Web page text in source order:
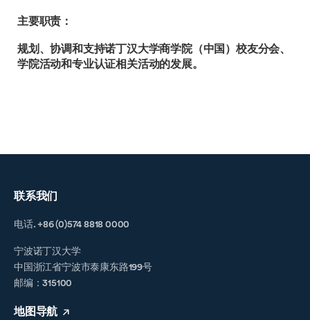
主要职责：
规划、协调和支持诺丁汉大学商学院（中国）校友分会、
学院活动和专业认证相关活动的发展。
联系我们
电话. +86 (0)574 8818 0000
宁波诺丁汉大学
中国浙江省宁波市泰康东路199号
邮编：315100
地图导航